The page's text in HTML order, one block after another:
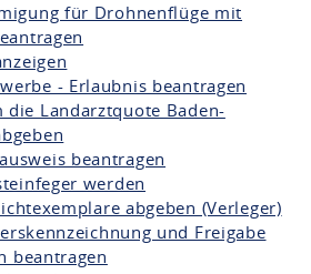
für Drohnenflüge mit
- Erlaubnis beantragen
die Landarztquote Baden-
beantragen
werden
abgeben (Verleger)
und Freigabe
beantragen